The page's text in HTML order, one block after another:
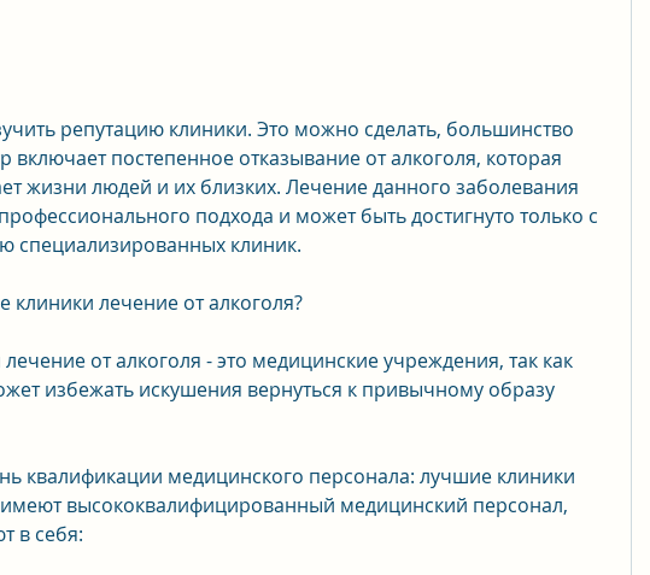
включает постепенное отказывание от алкоголя, которая
жизни людей и их близких. Лечение данного заболевания
подхода и может быть достигнуто только с
специализированных клиник.
клиники лечение от алкоголя?
от алкоголя - это медицинские учреждения, так как
избежать искушения вернуться к привычному образу
квалификации медицинского персонала: лучшие клиники
высококвалифицированный медицинский персонал,
в себя: